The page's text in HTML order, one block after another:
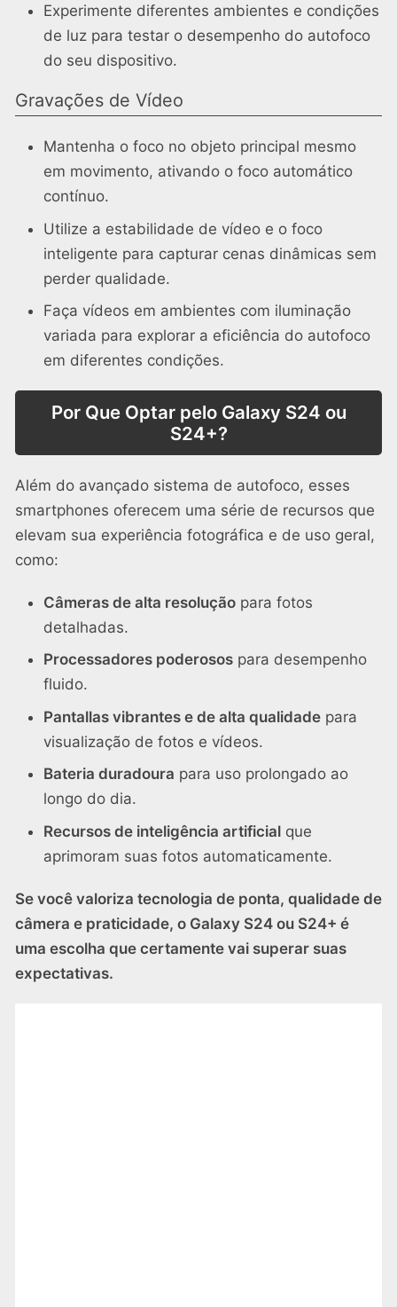
Experimente diferentes ambientes e condições
de luz para testar o desempenho do autofoco
do seu dispositivo.
Gravações de Vídeo
Mantenha o foco no objeto principal mesmo
em movimento, ativando o foco automático
contínuo.
Utilize a estabilidade de vídeo e o foco
inteligente para capturar cenas dinâmicas sem
perder qualidade.
Faça vídeos em ambientes com iluminação
variada para explorar a eficiência do autofoco
em diferentes condições.
Por Que Optar pelo Galaxy S24 ou
S24+?
Além do avançado sistema de autofoco, esses
smartphones oferecem uma série de recursos que
elevam sua experiência fotográfica e de uso geral,
como:
Câmeras de alta resolução para fotos
detalhadas.
Processadores poderosos para desempenho
fluido.
Pantallas vibrantes e de alta qualidade para
visualização de fotos e vídeos.
Bateria duradoura para uso prolongado ao
longo do dia.
Recursos de inteligência artificial que
aprimoram suas fotos automaticamente.
Se você valoriza tecnologia de ponta, qualidade de
câmera e praticidade, o Galaxy S24 ou S24+ é
uma escolha que certamente vai superar suas
expectativas.